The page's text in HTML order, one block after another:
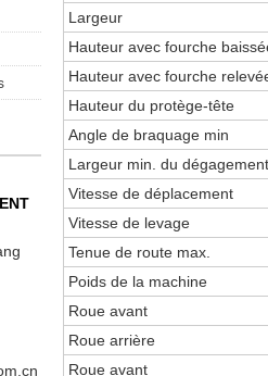
Largeur
Hauteur avec fourche
Hauteur avec fourche
Hauteur du protège-tête
Angle de braquage min
Largeur min. du dégagement
Vitesse de déplacement
Vitesse de levage
Tenue de route max.
Poids de la machine
Roue avant
Roue arrière
Roue avant